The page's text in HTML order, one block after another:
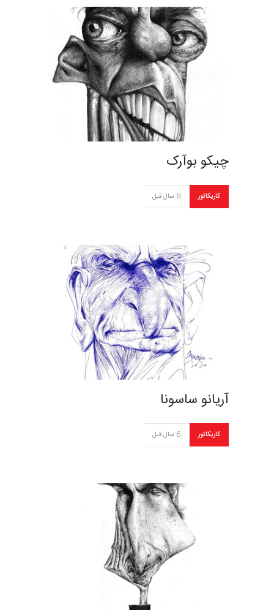
چیکو بوآرک
کاریکاتور 6 سال قبل
آریانو ساسونا
کاریکاتور 6 سال قبل